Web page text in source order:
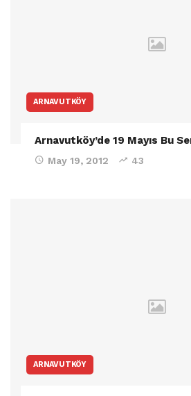
ARNAVUTKÖY
Arnavutköy’de 19 Mayıs Bu
May 19, 2012 43
ARNAVUTKÖY